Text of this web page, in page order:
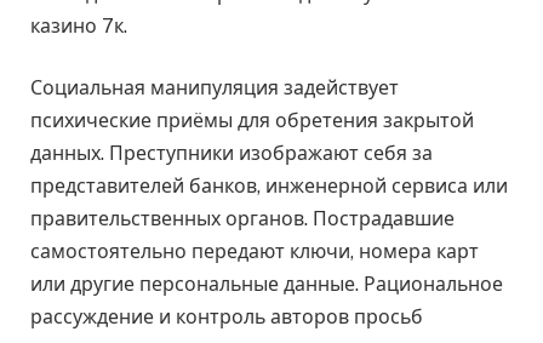
казино 7к.
Социальная манипуляция задействует
психические приёмы для обретения закрытой
данных. Преступники изображают себя за
представителей банков, инженерной сервиса или
правительственных органов. Пострадавшие
самостоятельно передают ключи, номера карт
или другие персональные данные. Рациональное
рассуждение и контроль авторов просьб